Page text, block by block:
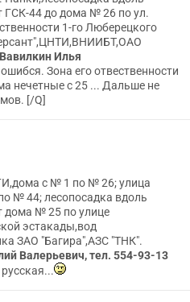
ГСК-44 до дома № 26 по ул.
1-го Люберецкого
Вавилкин Илья
Зона его отвественности
нечетные с 25 ... Дальше не
[/Q]
с № 1 по № 26; улица
№ 44; лесопосадка вдоль
дома № 25 по улице
эстакады,вод
ЗАО "Багира",АЗС "ТНК".
Валерьевич, тел. 554-93-13